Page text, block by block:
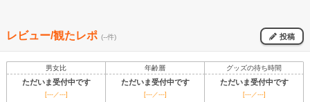
レビュー/観たレポ (--件) 投稿
男女比 年齢層 グッズの待ち時間
ただいま受付中です ただいま受付中です ただいま受付中です
[---／---] [---／---] [---／---]